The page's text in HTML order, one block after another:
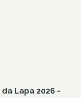
Lapa 2026 -